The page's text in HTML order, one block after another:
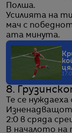
Полша.
Усилията на
мач с
ата минута.
8.
Те се
2:0 в сряда
В началото на